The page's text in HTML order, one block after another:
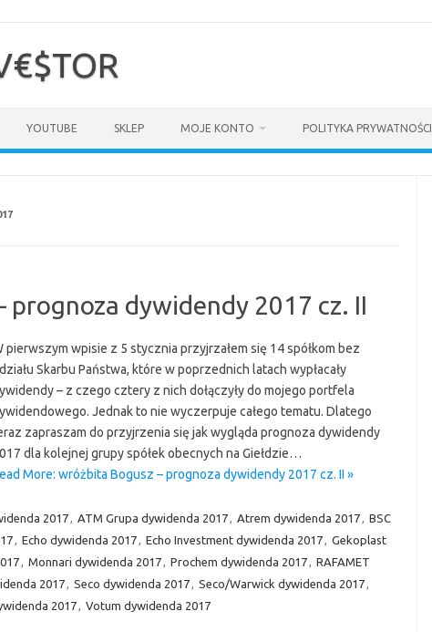
YOUTUBE SKLEP MOJE KONTO POLITYKA PRYWATNOŚCI
prognoza dywidendy 2017 cz. II
pierwszym wpisie z 5 stycznia przyjrzałem się 14 spółkom bez
Skarbu Państwa, które w poprzednich latach wypłacały
– z czego cztery z nich dołączyły do mojego portfela
Jednak to nie wyczerpuje całego tematu. Dlatego
zapraszam do przyjrzenia się jak wygląda prognoza dywidendy
dla kolejnej grupy spółek obecnych na Giełdzie…
More: wróżbita Bogusz – prognoza dywidendy 2017 cz. II »
2017, ATM Grupa dywidenda 2017, Atrem dywidenda 2017, BSC
, Echo dywidenda 2017, Echo Investment dywidenda 2017, Gekoplast
, Monnari dywidenda 2017, Prochem dywidenda 2017, RAFAMET
2017, Seco dywidenda 2017, Seco/Warwick dywidenda 2017,
2017, Votum dywidenda 2017